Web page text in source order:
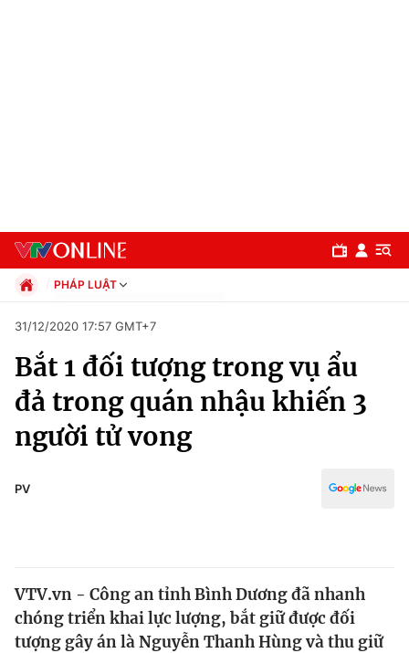
Chuyên mục
Chính trị
Thế giới
PHÁP LUẬT
Xã hội
Pháp luật
Thể thao
Truyền hình
31/12/2020 17:57 GMT+7
Bắt 1 đối tượng trong vụ ẩu
đả trong quán nhậu khiến 3
người tử vong
PV
VTV.vn - Công an tỉnh Bình Dương đã nhanh
chóng triển khai lực lượng, bắt giữ được đối
tượng gây án là Nguyễn Thanh Hùng và thu giữ